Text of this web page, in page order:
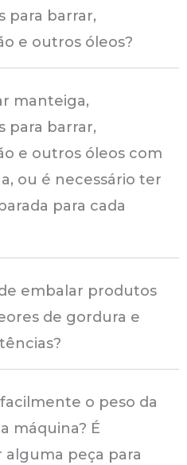
para barrar,
e outros óleos?
manteiga,
para barrar,
e outros óleos com
ou é necessário ter
para cada
embalar produtos
de gordura e
o peso da
máquina? É
alguma peça para